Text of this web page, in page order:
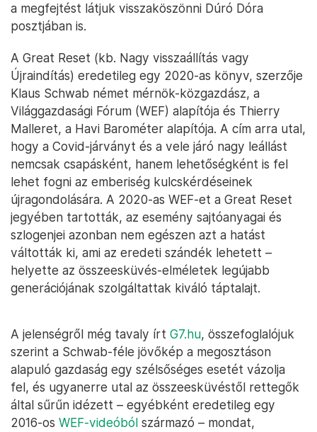
a megfejtést látjuk visszaköszönni Dúró Dóra
posztjában is.
A Great Reset (kb. Nagy visszaállítás vagy
Újraindítás) eredetileg egy 2020-as könyv, szerzője
Klaus Schwab német mérnök-közgazdász, a
Világgazdasági Fórum (WEF) alapítója és Thierry
Malleret, a Havi Barométer alapítója. A cím arra utal,
hogy a Covid-járványt és a vele járó nagy leállást
nemcsak csapásként, hanem lehetőségként is fel
lehet fogni az emberiség kulcskérdéseinek
újragondolására. A 2020-as WEF-et a Great Reset
jegyében tartották, az esemény sajtóanyagai és
szlogenjei azonban nem egészen azt a hatást
váltották ki, ami az eredeti szándék lehetett –
helyette az összeesküvés-elméletek legújabb
generációjának szolgáltattak kiváló táptalajt.
A jelenségről még tavaly írt G7.hu, összefoglalójuk
szerint a Schwab-féle jövőkép a megosztáson
alapuló gazdaság egy szélsőséges esetét vázolja
fel, és ugyanerre utal az összeesküvéstől rettegők
által sűrűn idézett – egyébként eredetileg egy
2016-os WEF-videóból származó – mondat,